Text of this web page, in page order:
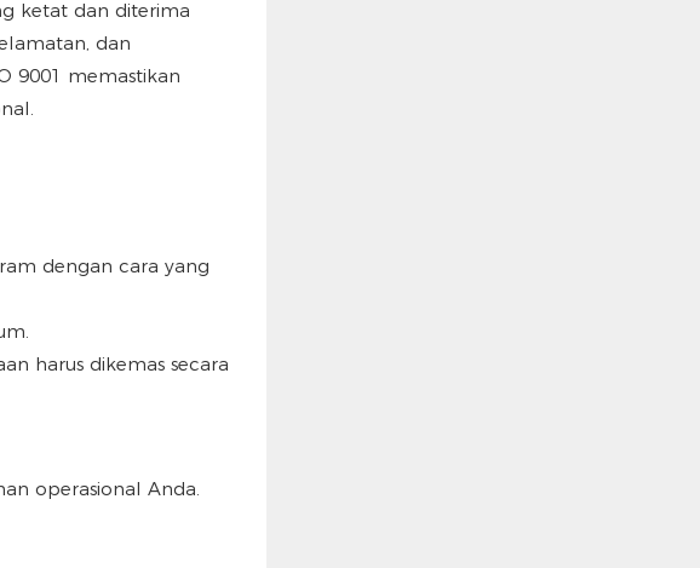
ketat dan diterima
dan
9001 memastikan
dengan cara yang
harus dikemas secara
operasional Anda.